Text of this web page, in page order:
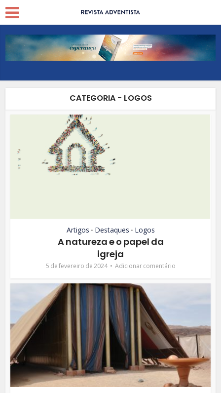
CATEGORIA - LOGOS
Artigos • Destaques • Logos
A natureza e o papel da
igreja
5 de fevereiro de 2024 Adicionar comentário